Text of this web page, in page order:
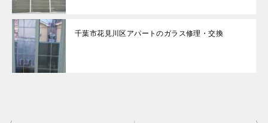
千葉市花見川区アパートのガラス修理・交換